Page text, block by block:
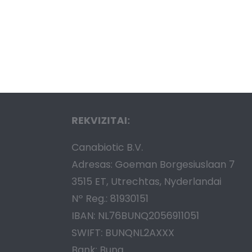
REKVIZITAI:
Canabiotic B.V.
Adresas: Goeman Borgesiuslaan 7
3515 ET, Utrechtas, Nyderlandai
Nº Reg.: 81930151
IBAN: NL76BUNQ2056911051
SWIFT: BUNQNL2AXXX